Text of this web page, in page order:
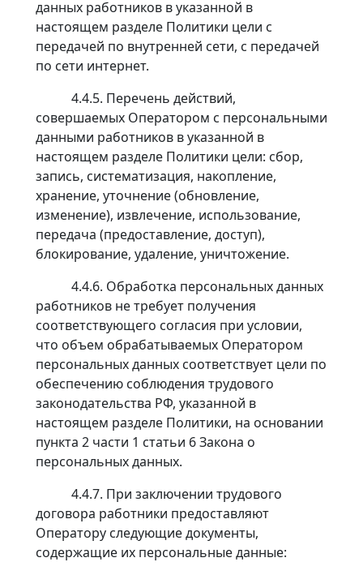
данных работников в указанной в
настоящем разделе Политики цели с
передачей по внутренней сети, с передачей
по сети интернет.
4.4.5. Перечень действий,
совершаемых Оператором с персональными
данными работников в указанной в
настоящем разделе Политики цели: сбор,
запись, систематизация, накопление,
хранение, уточнение (обновление,
изменение), извлечение, использование,
передача (предоставление, доступ),
блокирование, удаление, уничтожение.
4.4.6. Обработка персональных данных
работников не требует получения
соответствующего согласия при условии,
что объем обрабатываемых Оператором
персональных данных соответствует цели по
обеспечению соблюдения трудового
законодательства РФ, указанной в
настоящем разделе Политики, на основании
пункта 2 части 1 статьи 6 Закона о
персональных данных.
4.4.7. При заключении трудового
договора работники предоставляют
Оператору следующие документы,
содержащие их персональные данные: